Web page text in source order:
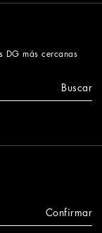
DG más cercanas
Buscar
Confirmar